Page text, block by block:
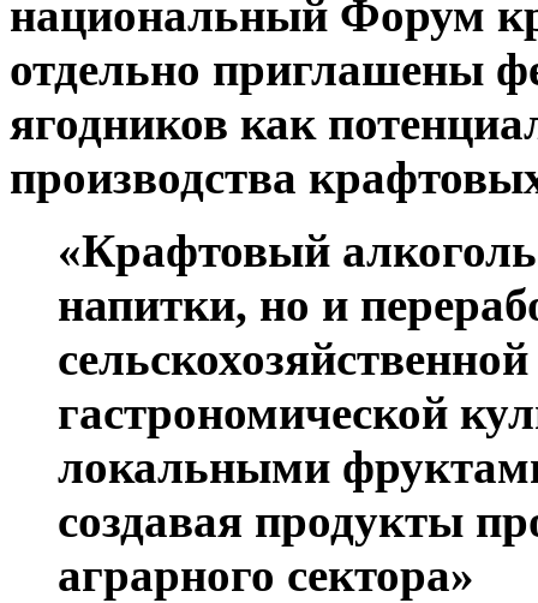
национальный Форум
отдельно приглашены
ягодников как
производства
«Крафтовый алкоголь
напитки, но и
гастрономической
локальными
создавая продукты
аграрного сектора»